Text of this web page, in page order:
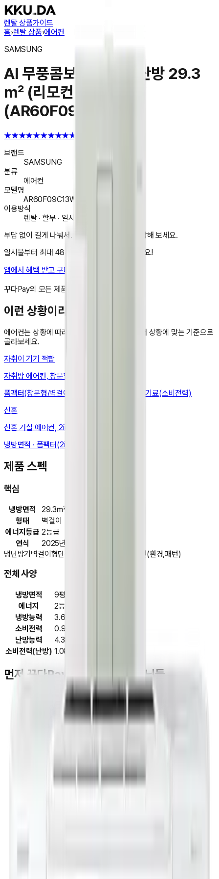
렌탈 상품가이드
홈›렌탈 상품›에어컨
SAMSUNG
AI 무풍콤보 벽걸이 냉난방 29.3
㎡ (리모컨 포함)
(AR60F09C13WT)
★★★★★★★★★★
브랜드
SAMSUNG
분류
에어컨
모델명
AR60F09C13WT
이용방식
렌탈 · 할부 · 일시불 구매
부담 없이 길게 나눠서. 지금 앱에서 렌탈을 시작해 보세요.
일시불부터 최대 48개월 무이자 할부도 가능해요!
앱에서 혜택 받고 구매하기
꾸다Pay의 모든 제품은 국내 정품입니다.
이런 상황이라면
에어컨는 상황에 따라 봐야 할 기준이 달라요. 내 상황에 맞는 기준으로
골라보세요.
자취이 기기 적합
자취방 에어컨, 창문형·벽걸이로 설치비 줄이기
폼팩터(창문형/벽걸이) · 설치(창문폭·창틀) · 전기료(소비전력)
신혼
신혼 거실 에어컨, 2in1로 거실 하나면 끝
냉방면적 · 폼팩터(2in1) · 에너지등급
제품 스펙
핵심
냉방면적
29.3㎡
형태
벽걸이
에너지등급 2등급
연식
2025년
냉난방기 벽걸이형단상(220V) AI운전(환경,패턴)
전체 사양
냉방면적
9평(29.3㎡)
에너지
2등급 , 3등급(난방)
냉방능력
3.6kW
소비전력
0.93kW
난방능력
4.3kW
소비전력(난방) 1.08kW
먼저 꾸다Pay를 이용하신 고객님들
★★★★★